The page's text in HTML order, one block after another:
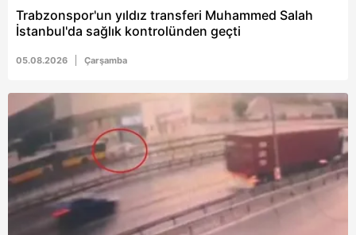
Trabzonspor'un yıldız transferi Muhammed Salah
İstanbul'da sağlık kontrolünden geçti
05.08.2026 Çarşamba